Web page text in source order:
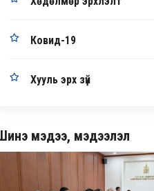
Ковид-19
Хууль эрх зүй
мэдээ, мэдээлэл